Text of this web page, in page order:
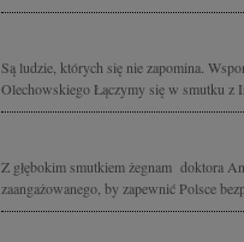
Są ludzie, których się nie zapomina.
Olechowskiego Łączymy się w smutku z
Z głębokim smutkiem żegnam doktora
zaangażowanego, by zapewnić Polsce